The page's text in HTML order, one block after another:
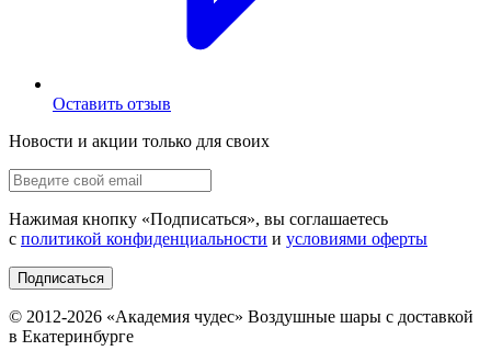
Оставить отзыв
Новости и акции только для своих
Нажимая кнопку «Подписаться», вы соглашаетесь
с политикой конфиденциальности и условиями оферты
Подписаться
© 2012-2026 «Академия чудес» Воздушные шары с доставкой
в Екатеринбурге